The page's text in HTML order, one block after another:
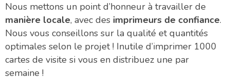
Nous mettons un point d’honneur à travailler de
manière locale, avec des imprimeurs de confiance.
Nous vous conseillons sur la qualité et quantités
optimales selon le projet ! Inutile d’imprimer 1000
cartes de visite si vous en distribuez une par
semaine !